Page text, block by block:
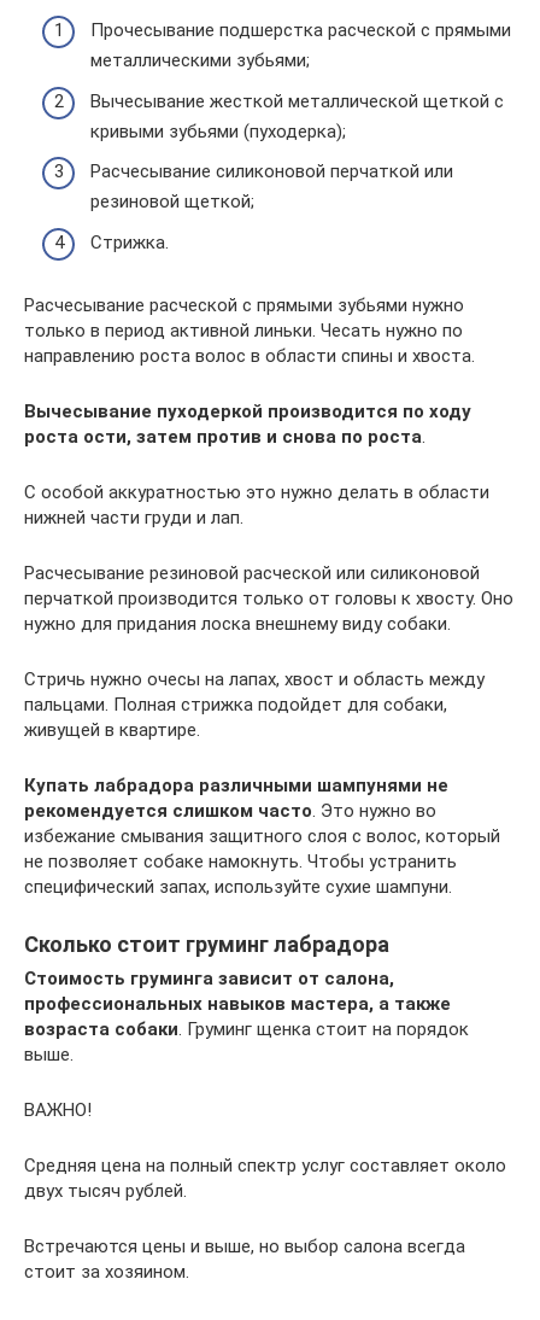
Прочесывание подшерстка расческой с прямыми
металлическими зубьями;
Вычесывание жесткой металлической щеткой с
кривыми зубьями (пуходерка);
Расчесывание силиконовой перчаткой или
резиновой щеткой;
Стрижка.
Расчесывание расческой с прямыми зубьями нужно
только в период активной линьки. Чесать нужно по
направлению роста волос в области спины и хвоста.
Вычесывание пуходеркой производится по ходу
роста ости, затем против и снова по роста
С особой аккуратностью это нужно делать в области
нижней части груди и лап.
Расчесывание резиновой расческой или силиконовой
перчаткой производится только от головы к хвосту. Оно
нужно для придания лоска внешнему виду собаки.
Стричь нужно очесы на лапах, хвост и область между
пальцами. Полная стрижка подойдет для собаки,
живущей в квартире.
Купать лабрадора различными шампунями не
рекомендуется слишком часто . Это нужно во
избежание смывания защитного слоя с волос, который
не позволяет собаке намокнуть. Чтобы устранить
специфический запах, используйте сухие шампуни.
Сколько стоит груминг лабрадора
Стоимость груминга зависит от салона,
профессиональных навыков мастера, а также
возраста собаки . Груминг щенка стоит на порядок
выше.
ВАЖНО!
Средняя цена на полный спектр услуг составляет около
двух тысяч рублей.
Встречаются цены и выше, но выбор салона всегда
стоит за хозяином.